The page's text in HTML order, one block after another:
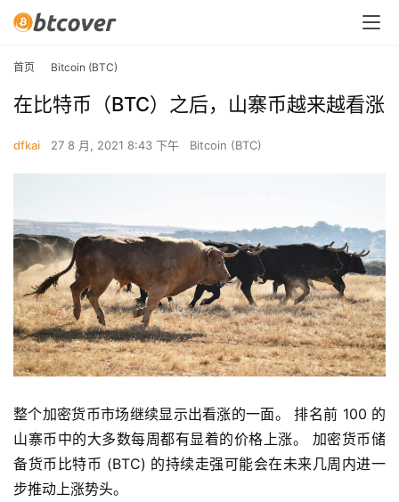
首页 Bitcoin (BTC)
在比特币（BTC）之后，山寨币越来越看涨
dfkai 27 8 月, 2021 8:43 下午 Bitcoin (BTC)
整个加密货币市场继续显示出看涨的一面。 排名前 100 的
山寨币中的大多数每周都有显着的价格上涨。 加密货币储
备货币比特币 (BTC) 的持续走强可能会在未来几周内进一
步推动上涨势头。